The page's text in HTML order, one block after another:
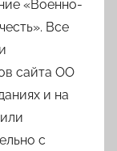
«Военно-
Все
сайта ОО
и на
с